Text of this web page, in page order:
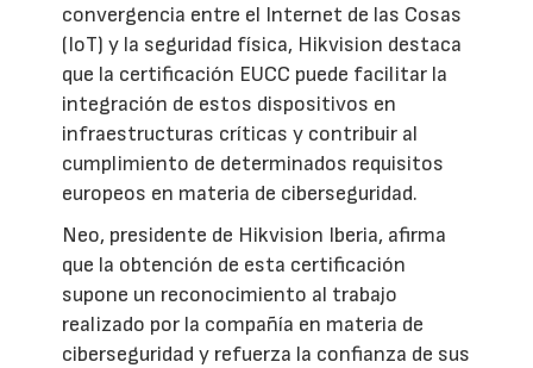
convergencia entre el Internet de las Cosas
(IoT) y la seguridad física, Hikvision destaca
que la certificación EUCC puede facilitar la
integración de estos dispositivos en
infraestructuras críticas y contribuir al
cumplimiento de determinados requisitos
europeos en materia de ciberseguridad.
Neo, presidente de Hikvision Iberia, afirma
que la obtención de esta certificación
supone un reconocimiento al trabajo
realizado por la compañía en materia de
ciberseguridad y refuerza la confianza de sus